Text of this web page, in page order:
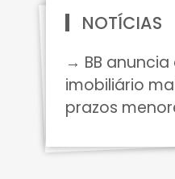
NOTÍCIAS
→ BB
imobiliário
prazos